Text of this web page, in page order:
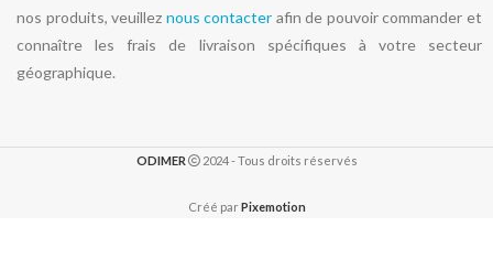
nos produits, veuillez nous contacter afin de pouvoir commander et
connaître les frais de livraison spécifiques à votre secteur
géographique.
ODIMER 2024 - Tous droits réservés
Créé parPixemotion